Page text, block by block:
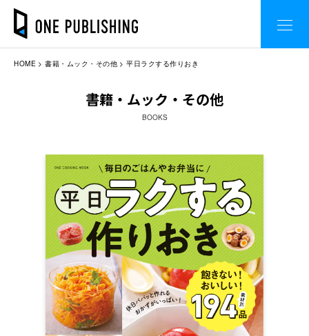
HOME 書籍・ムック・その他 平日ラクする作りおき
書籍・ムック・その他
BOOKS